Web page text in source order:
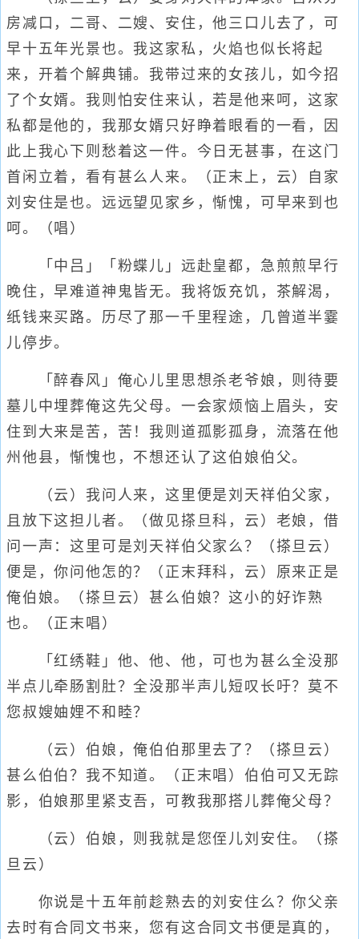
房减口，二哥、二嫂、安住，他三口儿去了，可
早十五年光景也。我这家私，火焰也似长将起
来，开着个解典铺。我带过来的女孩儿，如今招
了个女婿。我则怕安住来认，若是他来呵，这家
私都是他的，我那女婿只好睁着眼看的一看，因
此上我心下则愁着这一件。今日无甚事，在这门
首闲立着，看有甚么人来。（正末上，云）自家
刘安住是也。远远望见家乡，惭愧，可早来到也
呵。（唱）
「中吕」「粉蝶儿」远赴皇都，急煎煎早行
晚住，早难道神鬼皆无。我将饭充饥，茶解渴，
纸钱来买路。历尽了那一千里程途，几曾道半霎
儿停步。
「醉春风」俺心儿里思想杀老爷娘，则待要
墓儿中埋葬俺这先父母。一会家烦恼上眉头，安
住到大来是苦，苦！我则道孤影孤身，流落在他
州他县，惭愧也，不想还认了这伯娘伯父。
（云）我问人来，这里便是刘天祥伯父家，
且放下这担儿者。（做见搽旦科，云）老娘，借
问一声：这里可是刘天祥伯父家么？（搽旦云）
便是，你问他怎的？（正末拜科，云）原来正是
俺伯娘。（搽旦云）甚么伯娘？这小的好诈熟
也。（正末唱）
「红绣鞋」他、他、他，可也为甚么全没那
半点儿牵肠割肚？全没那半声儿短叹长吁？莫不
您叔嫂妯娌不和睦？
（云）伯娘，俺伯伯那里去了？（搽旦云）
甚么伯伯？我不知道。（正末唱）伯伯可又无踪
影，伯娘那里紧支吾，可教我那搭儿葬俺父母？
（云）伯娘，则我就是您侄儿刘安住。（搽
旦云）
你说是十五年前趁熟去的刘安住么？你父亲
去时有合同文书来，您有这合同文书便是真的，